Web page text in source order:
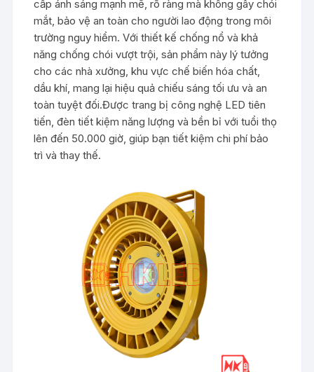
cấp ánh sáng mạnh mẽ, rõ ràng mà không gây chói
mắt, bảo vệ an toàn cho người lao động trong môi
trường nguy hiểm. Với thiết kế chống nổ và khả
năng chống chói vượt trội, sản phẩm này lý tưởng
cho các nhà xưởng, khu vực chế biến hóa chất,
dầu khí, mang lại hiệu quả chiếu sáng tối ưu và an
toàn tuyệt đối.Được trang bị công nghệ LED tiên
tiến, đèn tiết kiệm năng lượng và bền bỉ với tuổi thọ
lên đến 50.000 giờ, giúp bạn tiết kiệm chi phí bảo
trì và thay thế.